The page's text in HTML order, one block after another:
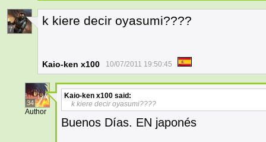
7
k kiere decir oyasumi????
Kaio-ken x100 10/07/2011 19:50:45
34
Author
Kaio-ken x100 said:
k kiere decir oyasumi????
Buenos Días. EN japonés